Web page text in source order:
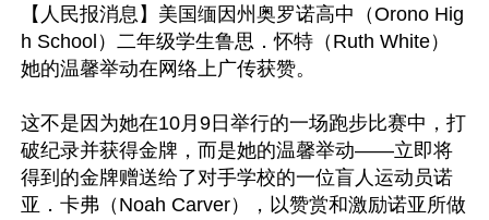
【人民报消息】美国缅因州奥罗诺高中（Orono Hig
h School）二年级学生鲁思．怀特（Ruth White）
她的温馨举动在网络上广传获赞。
这不是因为她在10月9日举行的一场跑步比赛中，打
破纪录并获得金牌，而是她的温馨举动―—立即将
得到的金牌赠送给了对手学校的一位盲人运动员诺
亚．卡弗（Noah Carver），以赞赏和激励诺亚所做